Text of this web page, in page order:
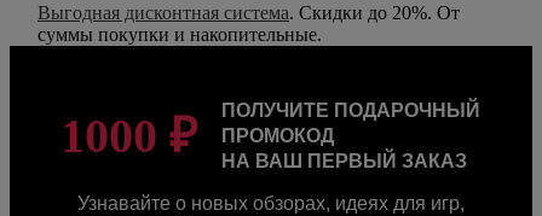
Выгодная дисконтная система. Скидки до 20%. От
суммы покупки и накопительные.
1000 ₽
ПОЛУЧИТЕ ПОДАРОЧНЫЙ
ПРОМОКОД
НА ВАШ ПЕРВЫЙ ЗАКАЗ
Узнавайте о новых обзорах, идеях для игр,